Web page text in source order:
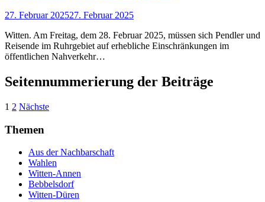
27. Februar 202527. Februar 2025
Witten. Am Freitag, dem 28. Februar 2025, müssen sich Pendler und
Reisende im Ruhrgebiet auf erhebliche Einschränkungen im
öffentlichen Nahverkehr…
Seitennummerierung der Beiträge
1 2 Nächste
Themen
Aus der Nachbarschaft
Wahlen
Witten-Annen
Bebbelsdorf
Witten-Düren